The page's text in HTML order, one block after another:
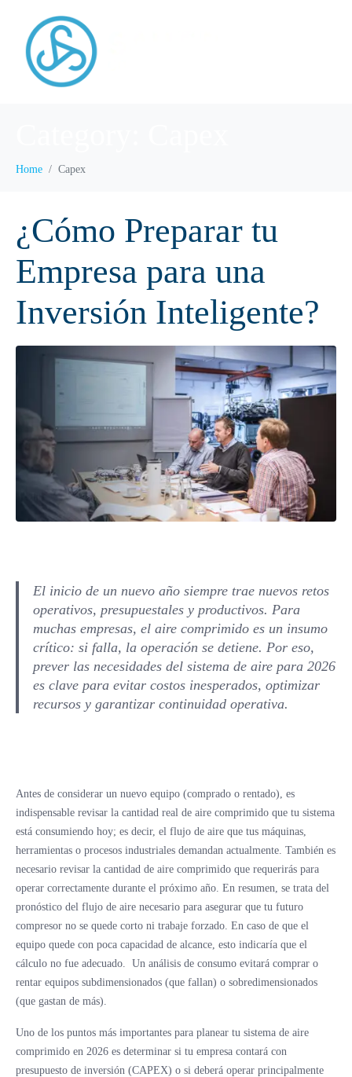
Home Capex
¿Cómo Preparar tu
Empresa para una
Inversión Inteligente?
El inicio de un nuevo año siempre trae nuevos retos
operativos, presupuestales y productivos. Para
muchas empresas, el aire comprimido es un insumo
crítico: si falla, la operación se detiene. Por eso,
prever las necesidades del sistema de aire para 2026
es clave para evitar costos inesperados, optimizar
recursos y garantizar continuidad operativa.
Antes de considerar un nuevo equipo (comprado o rentado), es
indispensable revisar la cantidad real de aire comprimido que tu sistema
está consumiendo hoy; es decir, el flujo de aire que tus máquinas,
herramientas o procesos industriales demandan actualmente. También es
necesario revisar la cantidad de aire comprimido que requerirás para
operar correctamente durante el próximo año. En resumen, se trata del
pronóstico del flujo de aire necesario para asegurar que tu futuro
compresor no se quede corto ni trabaje forzado. En caso de que el
equipo quede con poca capacidad de alcance, esto indicaría que el
cálculo no fue adecuado. Un análisis de consumo evitará comprar o
rentar equipos subdimensionados (que fallan) o sobredimensionados
(que gastan de más).
Uno de los puntos más importantes para planear tu sistema de aire
comprimido en 2026 es determinar si tu empresa contará con
presupuesto de inversión (CAPEX) o si deberá operar principalmente